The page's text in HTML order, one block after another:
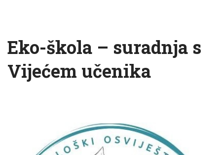
Eko-škola – suradnja s
Vijećem učenika